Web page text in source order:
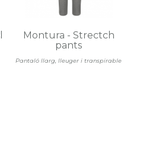
Pantaló llarg, lleuger i transpirable
Montura - Strectch
pants